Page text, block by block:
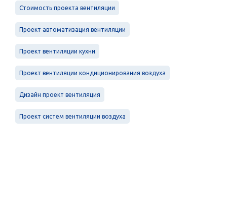
Стоимость проекта вентиляции
Проект автоматизация вентиляции
Проект вентиляции кухни
Проект вентиляции кондиционирования воздуха
Дизайн проект вентиляция
Проект систем вентиляции воздуха